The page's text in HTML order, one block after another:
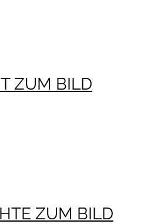
ZUM BILD
ZUM BILD